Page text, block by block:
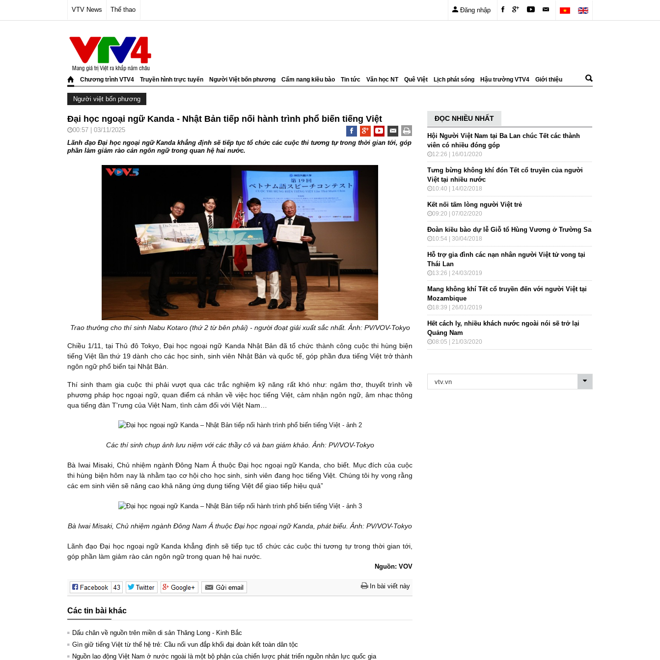
VTV News Thể thao Đăng nhập
Chương trình VTV4 Truyền hình trực tuyến Người Việt bốn phương Cẩm nang kiều bào Tin tức Văn học NT Quê Việt Lịch phát sóng Hậu trường VTV4 Giới thiệu
Người việt bốn phương
Đại học ngoại ngữ Kanda - Nhật Bản tiếp nối hành trình phổ biến tiếng Việt
00:57 | 03/11/2025
Lãnh đạo Đại học ngoại ngữ Kanda khẳng định sẽ tiếp tục tổ chức các cuộc thi tương tự trong thời gian tới, góp
phần làm giảm rào cản ngôn ngữ trong quan hệ hai nước.
Trao thưởng cho thí sinh Nabu Kotaro (thứ 2 từ bên phải) - người đoạt giải xuất sắc nhất. Ảnh: PV/VOV-Tokyo
Chiều 1/11, tại Thủ đô Tokyo, Đại học ngoại ngữ Kanda Nhật Bản đã tổ chức thành công cuộc thi hùng biện
tiếng Việt lần thứ 19 dành cho các học sinh, sinh viên Nhật Bản và quốc tế, góp phần đưa tiếng Việt trở thành
ngôn ngữ phổ biến tại Nhật Bản.
Thí sinh tham gia cuộc thi phải vượt qua các trắc nghiệm kỹ năng rất khó như: ngâm thơ, thuyết trình về
phương pháp học ngoại ngữ, quan điểm cá nhân về việc học tiếng Việt, cảm nhận ngôn ngữ, âm nhạc thông
qua tiếng đàn T'rưng của Việt Nam, tình cảm đối với Việt Nam…
Các thí sinh chụp ảnh lưu niệm với các thầy cô và ban giám khảo. Ảnh: PV/VOV-Tokyo
Bà Iwai Misaki, Chủ nhiệm ngành Đông Nam Á thuộc Đại học ngoại ngữ Kanda, cho biết. Mục đích của cuộc
thi hùng biện hôm nay là nhằm tạo cơ hội cho học sinh, sinh viên đang học tiếng Việt. Chúng tôi hy vọng rằng
các em sinh viên sẽ nâng cao khả năng ứng dụng tiếng Việt để giao tiếp hiệu quả”
Bà Iwai Misaki, Chủ nhiệm ngành Đông Nam Á thuộc Đại học ngoại ngữ Kanda, phát biểu. Ảnh: PV/VOV-Tokyo
Lãnh đạo Đại học ngoại ngữ Kanda khẳng định sẽ tiếp tục tổ chức các cuộc thi tương tự trong thời gian tới,
góp phần làm giảm rào cản ngôn ngữ trong quan hệ hai nước.
Nguồn: VOV
In bài viết này
Các tin bài khác
Dấu chân về nguồn trên miền di sản Thăng Long - Kinh Bắc
Gìn giữ tiếng Việt từ thế hệ trẻ: Cầu nối vun đắp khối đại đoàn kết toàn dân tộc
Nguồn lao động Việt Nam ở nước ngoài là một bộ phận của chiến lược phát triển nguồn nhân lực quốc gia
ĐỌC NHIỀU NHẤT
Hội Người Việt Nam tại Ba Lan chúc Tết các thành
viên có nhiều đóng góp
12:26 | 16/01/2020
Tưng bừng không khí đón Tết cổ truyền của người
Việt tại nhiều nước
10:40 | 14/02/2018
Kết nối tấm lòng người Việt trẻ
09:20 | 07/02/2020
Đoàn kiều bào dự lễ Giỗ tổ Hùng Vương ở Trường Sa
10:54 | 30/04/2018
Hỗ trợ gia đình các nạn nhân người Việt tử vong tại
Thái Lan
13:26 | 24/03/2019
Mang không khí Tết cổ truyền đến với người Việt tại
Mozambique
18:39 | 26/01/2019
Hết cách ly, nhiều khách nước ngoài nói sẽ trở lại
Quảng Nam
08:05 | 21/03/2020